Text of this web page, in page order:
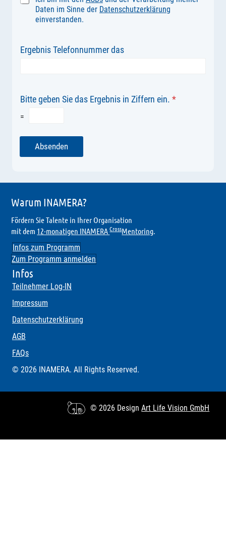
Daten im Sinne der Datenschutzerklärung
einverstanden.
Ergebnis Telefonnummer das
Bitte geben Sie das Ergebnis in Ziffern ein. *
=
Absenden
Infos
Teilnehmer Log-IN
Impressum
Datenschutzerklärung
AGB
FAQs
© 2026 INAMERA. All Rights Reserved.
Warum INAMERA?
Fördern Sie Talente in Ihrer Organisation
mit dem 12-monatigen INAMERACrossMentoring.
Infos zum Programm
Zum Programm anmelden
© 2026 DesignArt Life Vision GmbH